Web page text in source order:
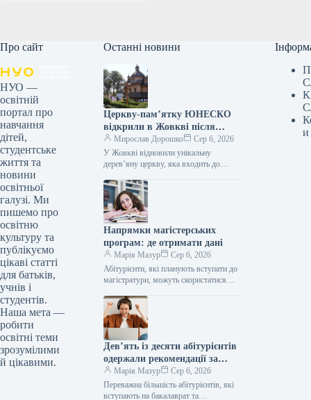
Про сайт
НУО —
освітній
портал про
навчання
дітей,
студентське
життя та
новини
освітньої
галузі. Ми
пишемо про
освітню
культуру та
публікуємо
цікаві статті
для батьків,
учнів і
студентів.
Наша мета —
робити
освітні теми
зрозумілими
й цікавими.
Останні новини
Церкву-пам’ятку ЮНЕСКО
відкрили в Жовкві після
реставрації
Мирослав Дорошко
Сер 6, 2026
У Жовкві відновили унікальну
дерев’яну церкву, яка входить до
Укрінформ У місті Жовква, що на
Львівщині,…
Напрямки магістерських
програм: де отримати дані
Марія Мазур
Сер 6, 2026
Абітурієнти, які планують вступати до
магістратури, можуть скористатися
Вступ.ОСВІТА.UA. Це ефективна
онлайн-платформа, створена для того,
щоб допомогти майбутнім…
Дев’ять із десяти абітурієнтів
одержали рекомендації за
першим, другим або третім
пріоритетом.
Марія Мазур
Сер 6, 2026
Переважна більшість абітурієнтів, які
вступають на бакалаврат та
и